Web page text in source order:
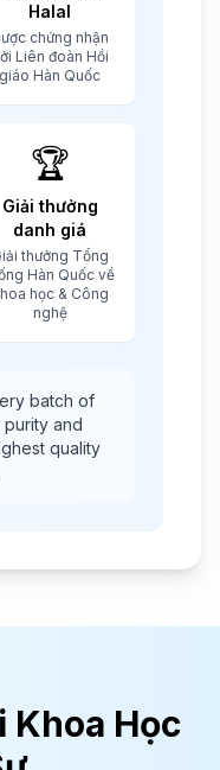
Halal
chứng nhận
Liên đoàn Hồi
giáo Hàn Quốc
🏆
Giải thưởng
danh giá
thưởng Tổng
Hàn Quốc về
học & Công
nghệ
batch of
purity and
quality
Khoa Học